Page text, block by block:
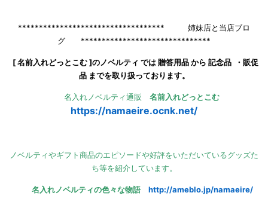
*********************************** 姉妹店と当店ブロ
グ *******************************
[ 名前入れどっとこむ ]のノベルティ では 贈答用品 から 記念品 ・販促
品 までを取り扱っております。
名入れノベルティ通販 名前入れどっとこむ
https://namaeire.ocnk.net/
ノベルティやギフト商品のエピソードや好評をいただいているグッズた
ち等を紹介しています。
名入れノベルティの色々な物語 http://ameblo.jp/namaeire/